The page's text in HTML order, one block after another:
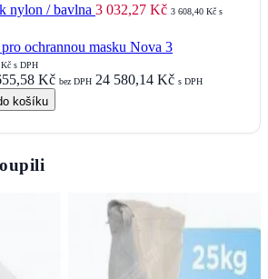
nylon / bavlna 3 032,27 Kč 3 608,40 Kč s
ochrannou masku Nova 3
s DPH
Kč bez DPH 24 580,14 Kč s DPH
košíku